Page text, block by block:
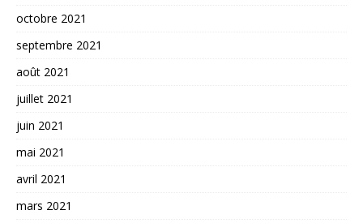
octobre 2021
septembre 2021
août 2021
juillet 2021
juin 2021
mai 2021
avril 2021
mars 2021